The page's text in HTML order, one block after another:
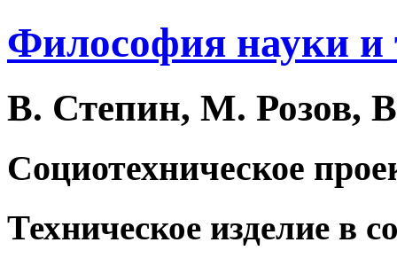
Философия науки и
В. Степин, М. Розов,
Социотехническое
Техническое изделие в